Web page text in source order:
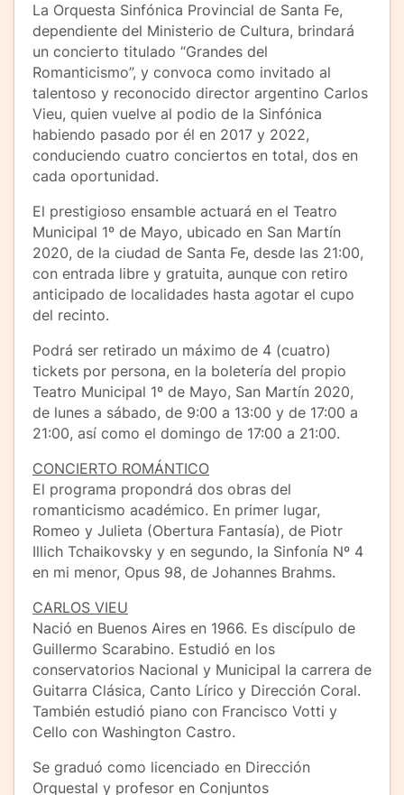
La Orquesta Sinfónica Provincial de Santa Fe,
dependiente del Ministerio de Cultura, brindará
un concierto titulado “Grandes del
Romanticismo”, y convoca como invitado al
talentoso y reconocido director argentino Carlos
Vieu, quien vuelve al podio de la Sinfónica
habiendo pasado por él en 2017 y 2022,
conduciendo cuatro conciertos en total, dos en
cada oportunidad.
El prestigioso ensamble actuará en el Teatro
Municipal 1º de Mayo, ubicado en San Martín
2020, de la ciudad de Santa Fe, desde las 21:00,
con entrada libre y gratuita, aunque con retiro
anticipado de localidades hasta agotar el cupo
del recinto.
Podrá ser retirado un máximo de 4 (cuatro)
tickets por persona, en la boletería del propio
Teatro Municipal 1º de Mayo, San Martín 2020,
de lunes a sábado, de 9:00 a 13:00 y de 17:00 a
21:00, así como el domingo de 17:00 a 21:00.
CONCIERTO ROMÁNTICO
El programa propondrá dos obras del
romanticismo académico. En primer lugar,
Romeo y Julieta (Obertura Fantasía), de Piotr
Illich Tchaikovsky y en segundo, la Sinfonía Nº 4
en mi menor, Opus 98, de Johannes Brahms.
CARLOS VIEU
Nació en Buenos Aires en 1966. Es discípulo de
Guillermo Scarabino. Estudió en los
conservatorios Nacional y Municipal la carrera de
Guitarra Clásica, Canto Lírico y Dirección Coral.
También estudió piano con Francisco Votti y
Cello con Washington Castro.
Se graduó como licenciado en Dirección
Orquestal y profesor en Conjuntos